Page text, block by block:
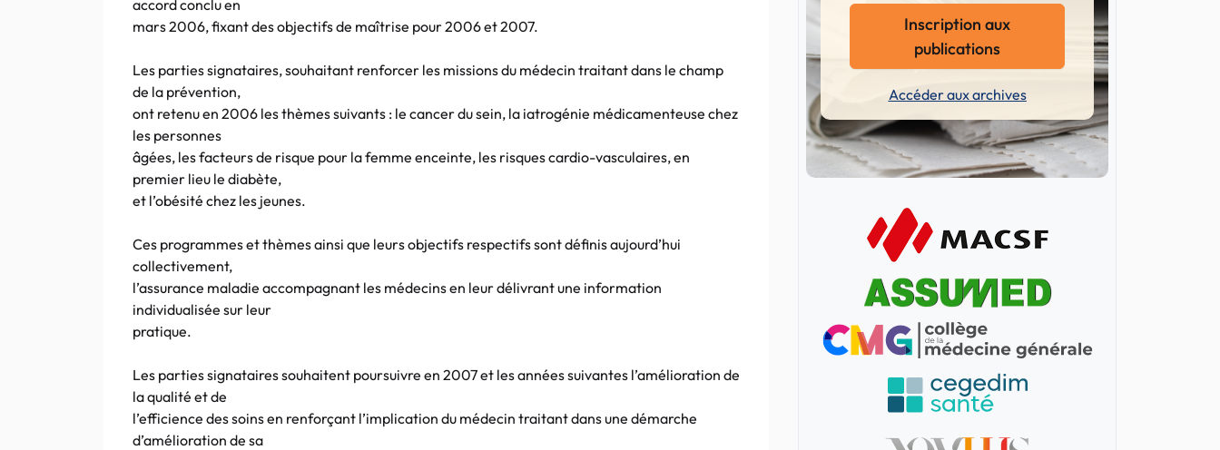
accord conclu en
mars 2006, fixant des objectifs de maîtrise pour 2006 et 2007.
Les parties signataires, souhaitant renforcer les missions du médecin traitant dans le champ
de la prévention,
ont retenu en 2006 les thèmes suivants : le cancer du sein, la iatrogénie médicamenteuse chez
les personnes
âgées, les facteurs de risque pour la femme enceinte, les risques cardio-vasculaires, en
premier lieu le diabète,
et l’obésité chez les jeunes.
Ces programmes et thèmes ainsi que leurs objectifs respectifs sont définis aujourd’hui
collectivement,
l’assurance maladie accompagnant les médecins en leur délivrant une information
individualisée sur leur
pratique.
Les parties signataires souhaitent poursuivre en 2007 et les années suivantes l’amélioration de
la qualité et de
l’efficience des soins en renforçant l’implication du médecin traitant dans une démarche
d’amélioration de sa
Inscription aux
publications
Accéder aux archives